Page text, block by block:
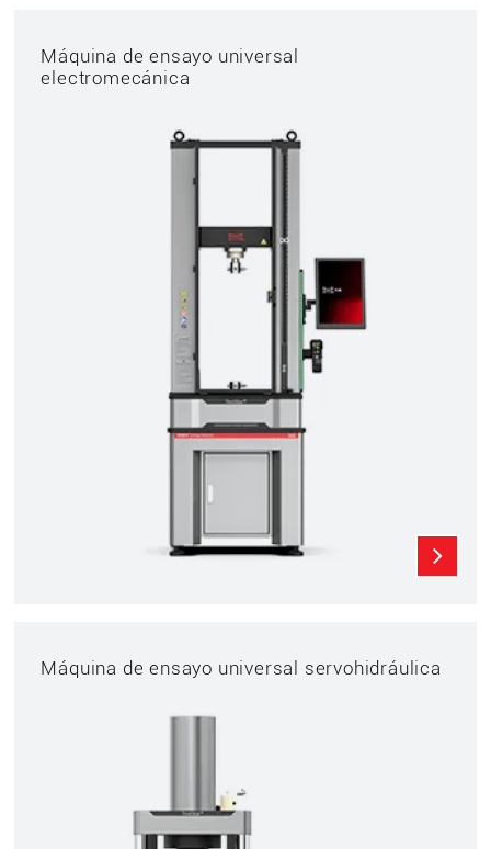
Máquina de ensayo universal
electromecánica
Máquina de ensayo universal servohidráulica